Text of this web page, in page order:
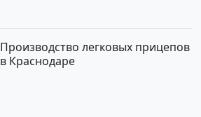
Производство легковых прицепов
в Краснодаре